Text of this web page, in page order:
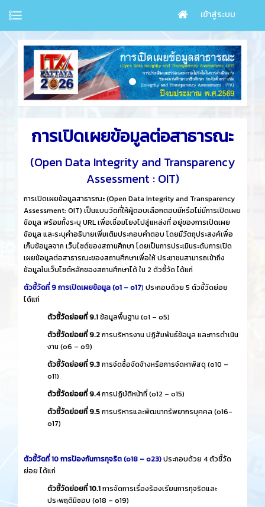
เข้าสู่ระบบ
การเปิดเผยข้อมูลต่อสาธารณะ
(Open Data Integrity and Transparency
Assessment : OIT)
การเปิดเผยข้อมูลสาธารณะ (Open Data Integrity and Transparency
Assessment: OIT) เป็นแบบวัดที่ให้ผู้ตอบเลือกตอบมีหรือไม่มีการเปิดเผย
ข้อมูล พร้อมทั้งระบุ URL เพื่อเชื่อมโยงไปสู่แหล่งที่ อยู่ของการเปิดเผย
ข้อมูล และระบุคำอธิบายเพิ่มเติมประกอบคำตอบ โดยมีวัตถุประสงค์เพื่อ
เก็บข้อมูลจาก เว็บไซต์ของสถานศึกษา โดยเป็นการประเมินระดับการเปิด
เผยข้อมูลต่อสาธารณะของสถานศึกษาเพื่อให้ ประชาชนสามารถเข้าถึง
ข้อมูลในเว็บไซต์หลักของสถานศึกษาได้ ใน 2 ตัวชี้วัด ได้แก่
ตัวชี้วัดที่ 9 การเปิดเผยข้อมูล (o1 – o17) ประกอบด้วย 5 ตัวชี้วัดย่อย
ได้แก่
ตัวชี้วัดย่อยที่ 9.1ข้อมูลพื้นฐาน (o1 – o5)
ตัวชี้วัดย่อยที่ 9.2การบริหารงาน ปฏิสัมพันธ์ข้อมูล และการดำเนิน
งาน (o6 – o9)
ตัวชี้วัดย่อยที่ 9.3การจัดซื้อจัดจ้างหรือการจัดหาพัสดุ (o10 –
o11)
ตัวชี้วัดย่อยที่ 9.4การปฏิบัติหน้าที่ (o12 – o15)
ตัวชี้วัดย่อยที่ 9.5การบริหารและพัฒนาทรัพยากรบุคคล (o16-
o17)
ตัวชี้วัดที่ 10 การป้องกันการทุจริต (o18 – o23)ประกอบด้วย 4 ตัวชี้วัด
ย่อย ได้แก่
ตัวชี้วัดย่อยที่ 10.1การจัดการเรื่องร้องเรียนการทุจริตและ
ประพฤติมิชอบ (o18 – o19)